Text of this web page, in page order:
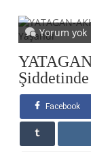
Yorum yok
Şiddetinde
Facebook